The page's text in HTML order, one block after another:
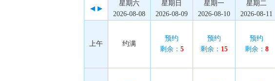
星期六
2026-08-08
星期日
2026-08-09
星期一
2026-08-10
星期二
2026-08-11
上午 约满
预约
剩余： 5
预约
剩余： 15
预约
剩余： 8